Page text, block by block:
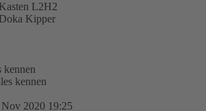
L2H2
Kipper
kennen
2020 19:25